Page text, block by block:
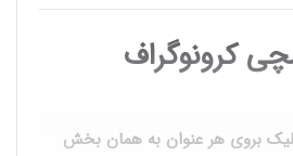
کرونوگراف
بروی هر عنوان به همان بخش